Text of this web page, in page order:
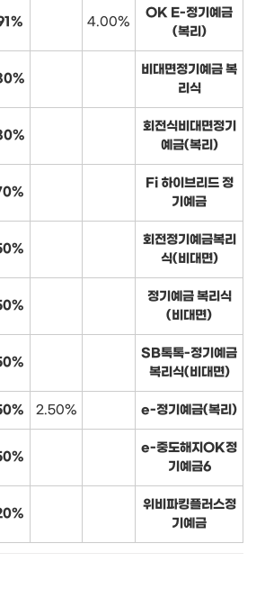
4.00%
OK E-정기예금
(복리)
비대면정기예금 복
리식
회전식비대면정기
예금(복리)
Fi 하이브리드 정
기예금
회전정기예금복리
식(비대면)
정기예금 복리식
(비대면)
SB톡톡-정기예금
복리식(비대면)
2.50% e-정기예금(복리)
e-중도해지OK정
기예금6
위비파킹플러스정
기예금